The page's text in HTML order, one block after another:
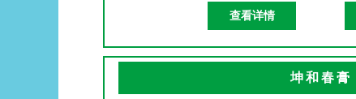
查看详情
坤和春膏